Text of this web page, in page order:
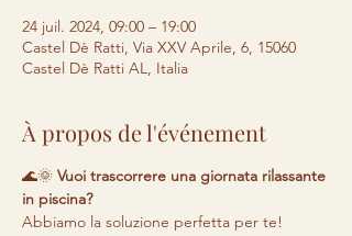
24 juil. 2024, 09:00 – 19:00
Castel Dè Ratti, Via XXV Aprile, 6, 15060
Castel Dè Ratti AL, Italia
À propos de l'événement
🌊🌞 Vuoi trascorrere una giornata rilassante
in piscina?
Abbiamo la soluzione perfetta per te!